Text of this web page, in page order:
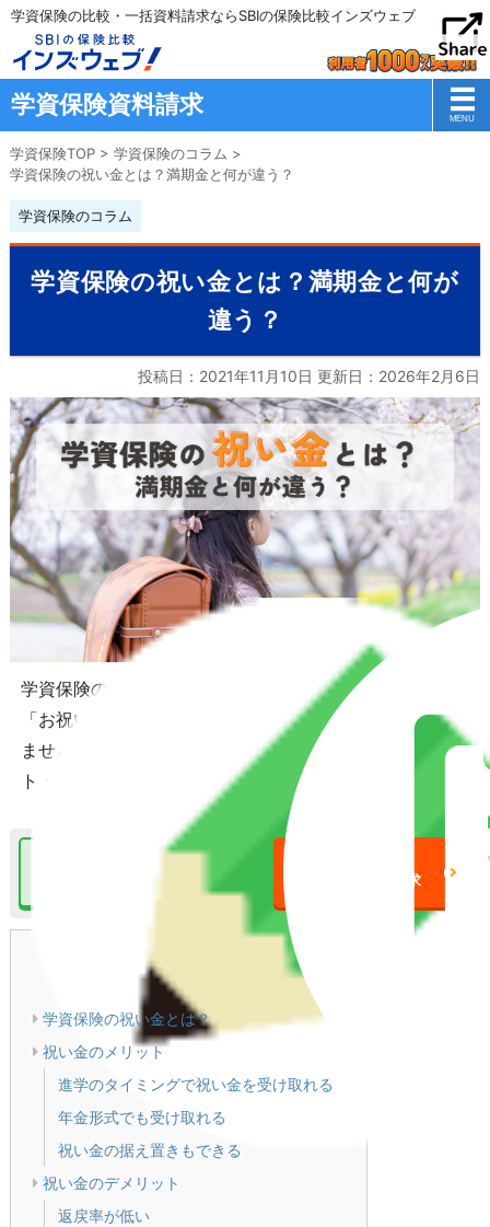
学資保険の比較・一括資料請求ならSBIの保険比較インズウェブ
学資保険資料請求
学資保険TOP> 学資保険のコラム >
学資保険の祝い金とは？満期金と何が違う？
学資保険のコラム
学資保険の祝い金とは？満期金と何が
違う？
投稿日：2021年11月10日 更新日： 2026年2月6日
学資保険の中にはお祝い金が付くプランもありますが、
「お祝い金」という言葉で何だかお得に見えるかもしれ
ません。ここでは、お祝い金と満期金の違いやメリッ
ト・デメリットを解説します。
一括資料請求
目次
学資保険の祝い金とは？
祝い金のメリット
進学のタイミングで祝い金を受け取れる
年金形式でも受け取れる
祝い金の据え置きもできる
祝い金のデメリット
返戻率が低い